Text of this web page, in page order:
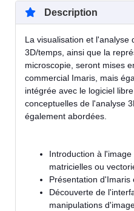
Description
La visualisation et l'analyse
3D/temps, ainsi que la
microscopie, seront mises
commercial Imaris, mais
intégrée avec le logiciel
conceptuelles de l'analyse
également abordées.
Introduction à
matricielles ou
Présentation d'Imaris
Découverte de
manipulations